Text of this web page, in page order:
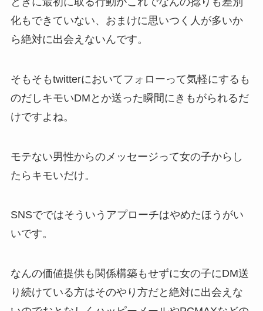
化もできていない、おまけに思いつく人が多いか
ら絶対に出会えないんです。
そもそもtwitterにおいてフォローって気軽にするも
のだしキモいDMとか送った瞬間にきもがられるだ
けですよね。
モテない男性からのメッセージって女の子からし
たらキモいだけ。
SNSでではそういうアプローチはやめたほうがい
いです。
なんの価値提供も関係構築もせずに女の子にDM送
り続けている方はそのやり方だと絶対に出会えな